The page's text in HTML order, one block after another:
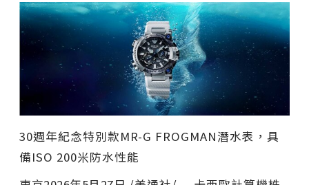
30週年紀念特別款MR-G FROGMAN潛水表，具
備ISO 200米防水性能